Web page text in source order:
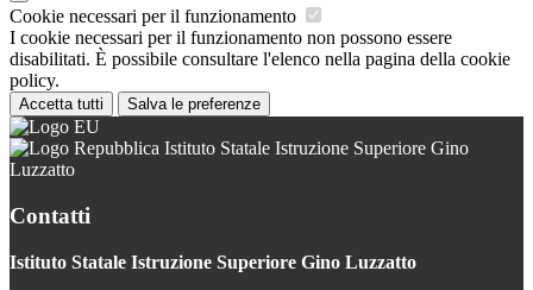
Cookie necessari per il funzionamento
I cookie necessari per il funzionamento non possono essere
disabilitati. È possibile consultare l'elenco nella pagina della cookie
policy.
Accetta tutti Salva le preferenze
Istituto Statale Istruzione Superiore Gino
Luzzatto
Contatti
Istituto Statale Istruzione Superiore Gino Luzzatto